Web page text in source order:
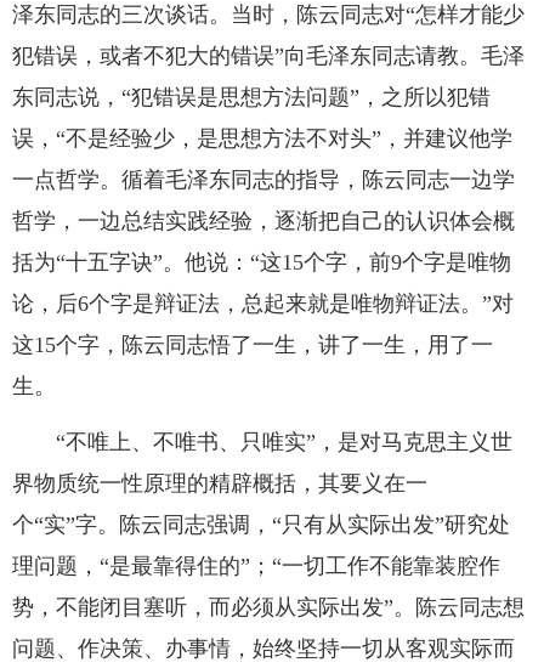
泽东同志的三次谈话。当时，陈云同志对“怎样才能少
犯错误，或者不犯大的错误”向毛泽东同志请教。毛泽
东同志说，“犯错误是思想方法问题”，之所以犯错
误，“不是经验少，是思想方法不对头”，并建议他学
一点哲学。循着毛泽东同志的指导，陈云同志一边学
哲学，一边总结实践经验，逐渐把自己的认识体会概
括为“十五字诀”。他说：“这15个字，前9个字是唯物
论，后6个字是辩证法，总起来就是唯物辩证法。”对
这15个字，陈云同志悟了一生，讲了一生，用了一
生。
“不唯上、不唯书、只唯实”，是对马克思主义世
界物质统一性原理的精辟概括，其要义在一
个“实”字。陈云同志强调，“只有从实际出发”研究处
理问题，“是最靠得住的”；“一切工作不能靠装腔作
势，不能闭目塞听，而必须从实际出发”。陈云同志想
问题、作决策、办事情，始终坚持一切从客观实际而